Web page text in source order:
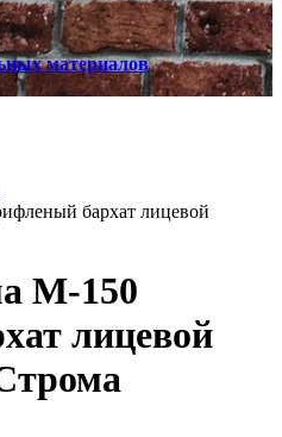
материалов
бархат лицевой
М-150
лицевой